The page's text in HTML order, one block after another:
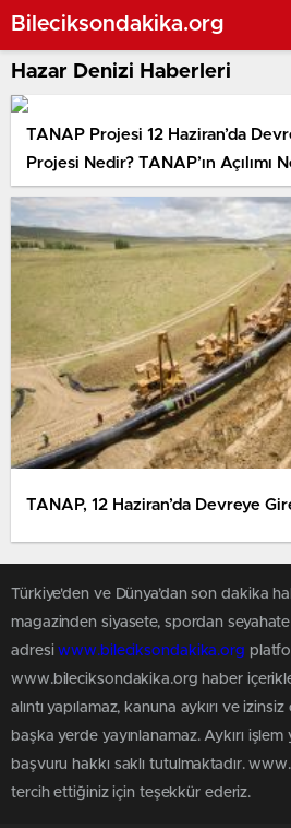
Bileciksondakika.org
Hazar Denizi Haberleri
TANAP Projesi 12 Haziran’da
Projesi Nedir? TANAP’ın Açılımı
TANAP, 12 Haziran’da Devreye
Türkiye'den ve Dünya’dan son dakika
magazinden siyasete, spordan
adresiwww.bileciksondakika.org
www.bileciksondakika.org haber
alıntı yapılamaz, kanuna aykırı ve
başka yerde yayınlanamaz. Aykırı
başvuru hakkı saklı tutulmaktadır.
tercih ettiğiniz için teşekkür ederiz.